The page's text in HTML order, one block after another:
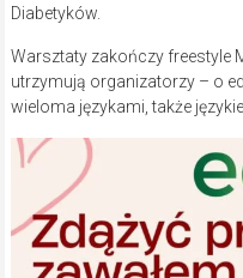
Diabetyków.
Warsztaty zakończy freestyle
utrzymują organizatorzy – o
wieloma językami, także